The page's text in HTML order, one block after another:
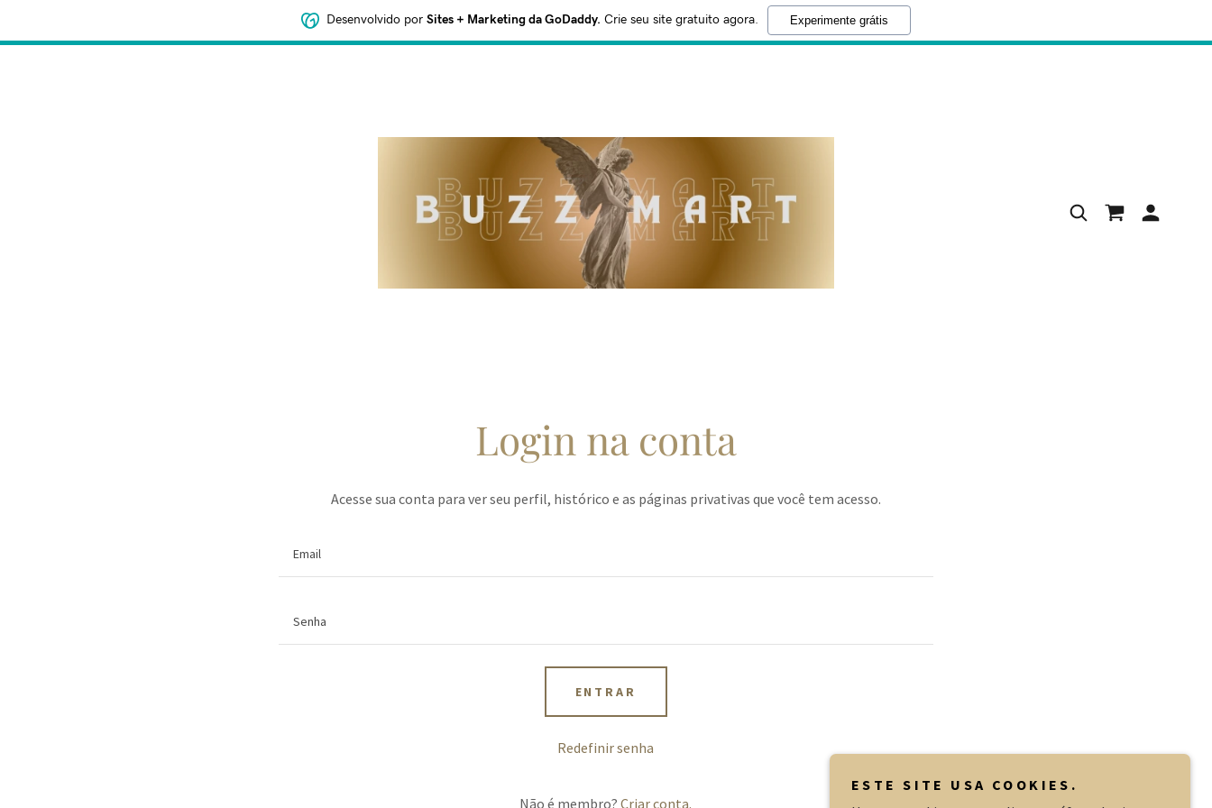
Desenvolvido por Sites + Marketing da GoDaddy. Crie seu site gratuito agora. Experimente grátis
Login na conta
Acesse sua conta para ver seu perfil, histórico e as páginas privativas que você tem acesso.
ENTRAR
Redefinir senha
Não é membro? Criar conta.
ESTE SITE USA COOKIES.